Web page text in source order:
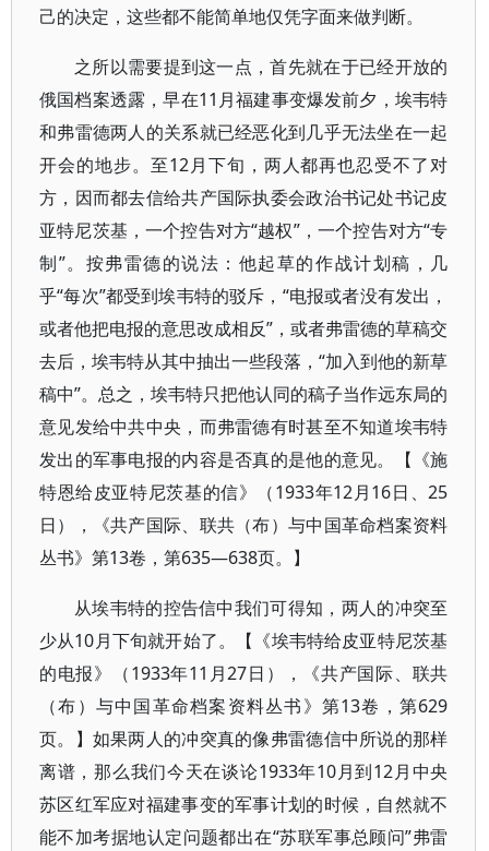
己的决定，这些都不能简单地仅凭字面来做判断。
之所以需要提到这一点，首先就在于已经开放的
俄国档案透露，早在11月福建事变爆发前夕，埃韦特
和弗雷德两人的关系就已经恶化到几乎无法坐在一起
开会的地步。至12月下旬，两人都再也忍受不了对
方，因而都去信给共产国际执委会政治书记处书记皮
亚特尼茨基，一个控告对方“越权”，一个控告对方“专
制”。按弗雷德的说法：他起草的作战计划稿，几
乎“每次”都受到埃韦特的驳斥，“电报或者没有发出，
或者他把电报的意思改成相反”，或者弗雷德的草稿交
去后，埃韦特从其中抽出一些段落，“加入到他的新草
稿中”。总之，埃韦特只把他认同的稿子当作远东局的
意见发给中共中央，而弗雷德有时甚至不知道埃韦特
发出的军事电报的内容是否真的是他的意见。【《施
特恩给皮亚特尼茨基的信》（1933年12月16日、25
日），《共产国际、联共（布）与中国革命档案资料
丛书》第13卷，第635—638页。】
从埃韦特的控告信中我们可得知，两人的冲突至
少从10月下旬就开始了。【《埃韦特给皮亚特尼茨基
的电报》（1933年11月27日），《共产国际、联共
（布）与中国革命档案资料丛书》第13卷，第629
页。】如果两人的冲突真的像弗雷德信中所说的那样
离谱，那么我们今天在谈论1933年10月到12月中央
苏区红军应对福建事变的军事计划的时候，自然就不
能不加考据地认定问题都出在“苏联军事总顾问”弗雷